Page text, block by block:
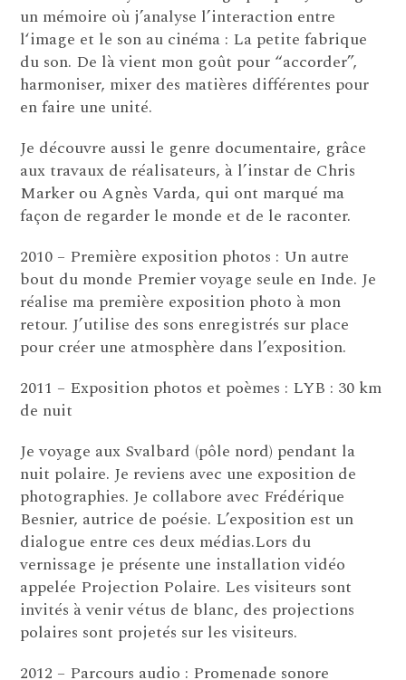
un mémoire où j’analyse l’interaction entre
l‘image et le son au cinéma : La petite fabrique
du son. De là vient mon goût pour “accorder”,
harmoniser, mixer des matières différentes pour
en faire une unité.
Je découvre aussi le genre documentaire, grâce
aux travaux de réalisateurs, à l’instar de Chris
Marker ou Agnès Varda, qui ont marqué ma
façon de regarder le monde et de le raconter.
2010 – Première exposition photos : Un autre
bout du monde Premier voyage seule en Inde. Je
réalise ma première exposition photo à mon
retour. J’utilise des sons enregistrés sur place
pour créer une atmosphère dans l’exposition.
2011 – Exposition photos et poèmes : LYB : 30 km
de nuit
Je voyage aux Svalbard (pôle nord) pendant la
nuit polaire. Je reviens avec une exposition de
photographies. Je collabore avec Frédérique
Besnier, autrice de poésie. L’exposition est un
dialogue entre ces deux médias.Lors du
vernissage je présente une installation vidéo
appelée Projection Polaire. Les visiteurs sont
invités à venir vétus de blanc, des projections
polaires sont projetés sur les visiteurs.
2012 – Parcours audio : Promenade sonore